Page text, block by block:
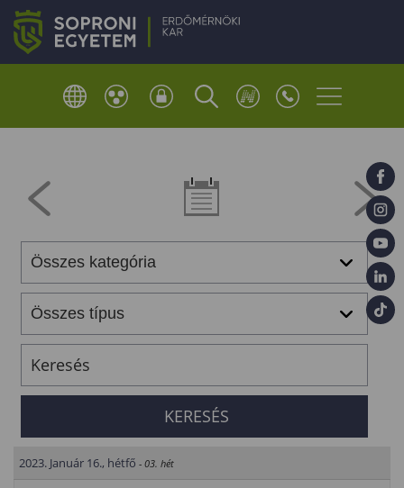
2023. Január 16., hétfő - 03. hét